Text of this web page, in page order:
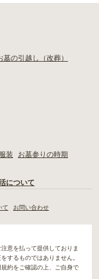
墓の引越し（改葬）
装
お墓参りの時期
について
て お問い合わせ
意を払って提供しておりま
するものではありません。
約をご確認の上、ご自身で